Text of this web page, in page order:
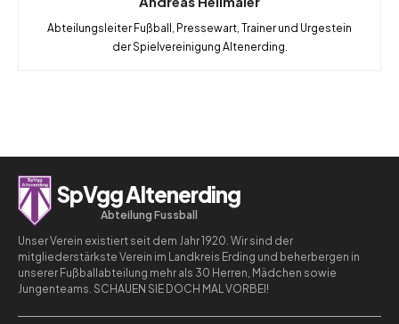
Abteilungsleiter Fußball, Pressewart, Trainer und Urgestein
der Spielvereinigung Altenerding.
SpVgg Altenerding
Abteilung Fussball
Unser Verein existiert seit dem Jahr 1920. Wir sind der
mitgliederstärkste Verein im Landkreis Erding und beherbergen in
unserer Fußballabteilung mehr als 30 Herren, Mädchen sowie
Jungenteams. SCHAUEN SIE DOCH MAL VORBEI!